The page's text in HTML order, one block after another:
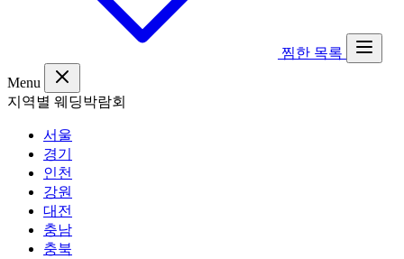
찜한 목록
Menu
지역별 웨딩박람회
서울
경기
인천
강원
대전
충남
충북